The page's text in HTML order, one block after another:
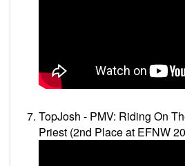
TopJosh - PMV: Riding On
Priest (2nd Place at EFNW